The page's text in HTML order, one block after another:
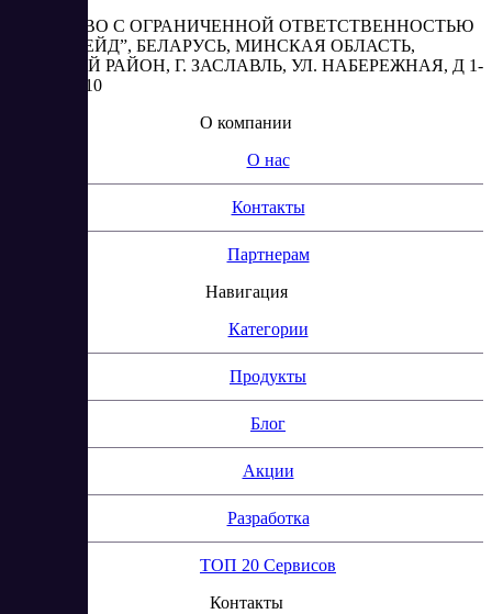
ОБЩЕСТВО С ОГРАНИЧЕННОЙ ОТВЕТСТВЕННОСТЬЮ
“АБЕСТРЕЙД”, БЕЛАРУСЬ, МИНСКАЯ ОБЛАСТЬ,
МИНСКИЙ РАЙОН, Г. ЗАСЛАВЛЬ, УЛ. НАБЕРЕЖНАЯ, Д 1-
2, КОМ. 310
О компании
О нас
Контакты
Партнерам
Навигация
Категории
Продукты
Блог
Акции
Разработка
ТОП 20 Сервисов
Контакты